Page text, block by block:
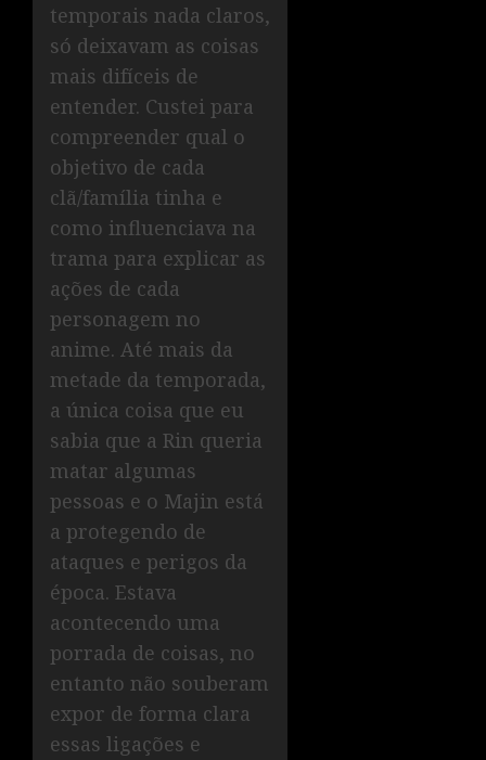
temporais nada claros,
só deixavam as coisas
mais difíceis de
entender. Custei para
compreender qual o
objetivo de cada
clã/família tinha e
como influenciava na
trama para explicar as
ações de cada
personagem no
anime. Até mais da
metade da temporada,
a única coisa que eu
sabia que a Rin queria
matar algumas
pessoas e o Majin está
a protegendo de
ataques e perigos da
época. Estava
acontecendo uma
porrada de coisas, no
entanto não souberam
expor de forma clara
essas ligações e